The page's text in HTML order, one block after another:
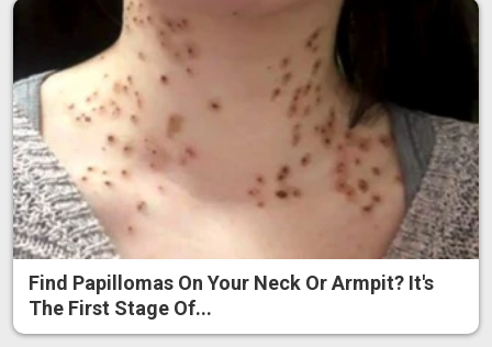
Find Papillomas On Your Neck Or Armpit? It's
The First Stage Of...